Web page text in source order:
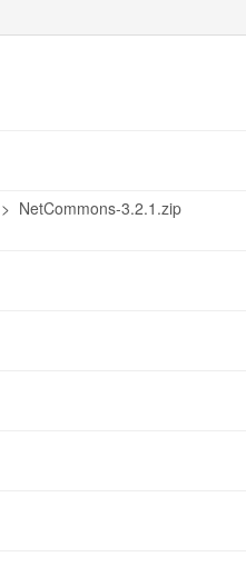
> NetCommons-3.2.1.zip